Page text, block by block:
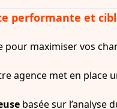
performante et
maximiser vos
agence met en
basée sur l’analyse